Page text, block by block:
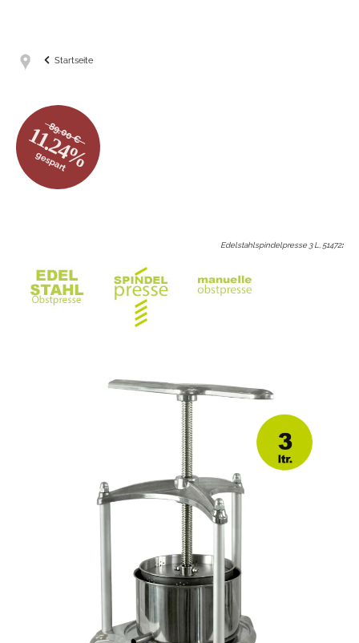
Startseite
89.00 €
11.24%
gespart
Edelstahlspindelpresse 3 L, 51472: